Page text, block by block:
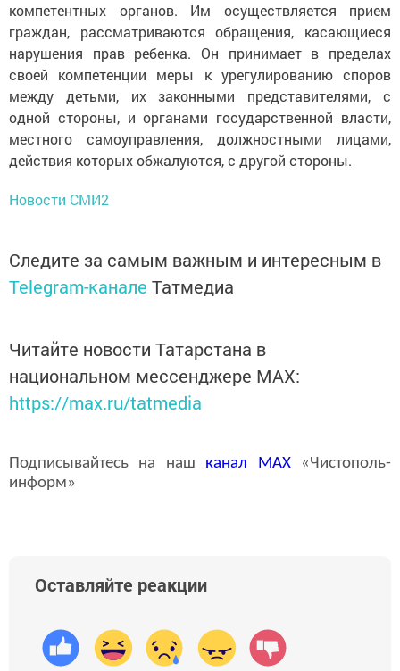
компетентных органов. Им осуществляется прием
граждан, рассматриваются обращения, касающиеся
нарушения прав ребенка. Он принимает в пределах
своей компетенции меры к урегулированию споров
между детьми, их законными представителями, с
одной стороны, и органами государственной власти,
местного самоуправления, должностными лицами,
действия которых обжалуются, с другой стороны.
Новости СМИ2
Следите за самым важным и интересным в
Telegram-канале Татмедиа
Читайте новости Татарстана в
национальном мессенджере MАХ:
https://max.ru/tatmedia
Подписывайтесь на наш канал MAX«Чистополь-
информ»
Оставляйте реакции